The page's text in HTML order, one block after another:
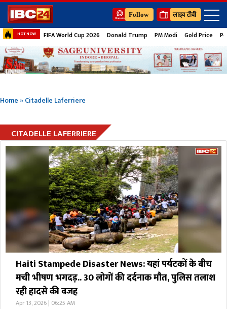
Follow लाइव टीवी
HOT NOW FIFA World Cup 2026 Donald Trump PM Modi Gold Price
Home»Citadelle Laferriere
CITADELLE LAFERRIERE
Haiti Stampede Disaster News: यहां पर्यटकों के बीच
मची भीषण भगदड़.. 30 लोगों की दर्दनाक मौत, पुलिस तलाश
रही हादसे की वजह
Apr 13, 2026 | 06:25 AM